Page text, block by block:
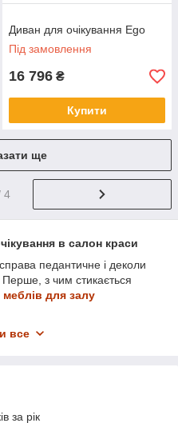
Диван для очікування Ego
Під замовлення
16 796 ₴
Купити
ще
4
в салон краси
педантичне і деколи
Перше, з чим стикається
меблів для залу
а потім визначитися
продукцією.
оббивку і спинку. Якщо
все
за рік